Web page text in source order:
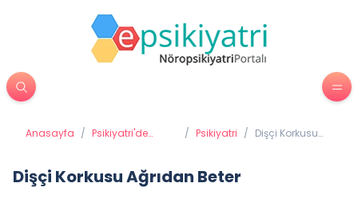
Anasayfa / Psikiyatri'de
/ Psikiyatri / Dişçi Korkusu
Dişçi Korkusu Ağrıdan Beter